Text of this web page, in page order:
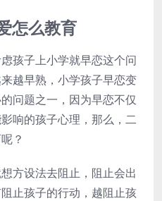
怎么教育
孩子上小学就早恋这个问
越早熟，小学孩子早恋变
问题之一，因为早恋不仅
响的孩子心理，那么，二
？
方设法去阻止，阻止会出
止孩子的行动，越阻止孩